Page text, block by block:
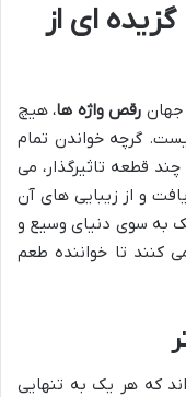
گزیده ای از
جهان رقص واژه ها، هیچ
گرچه خواندن تمام
قطعه تاثیرگذار، می
و از زیبایی های آن
به سوی دنیای وسیع و
تا خواننده طعم
که هر یک به تنهایی